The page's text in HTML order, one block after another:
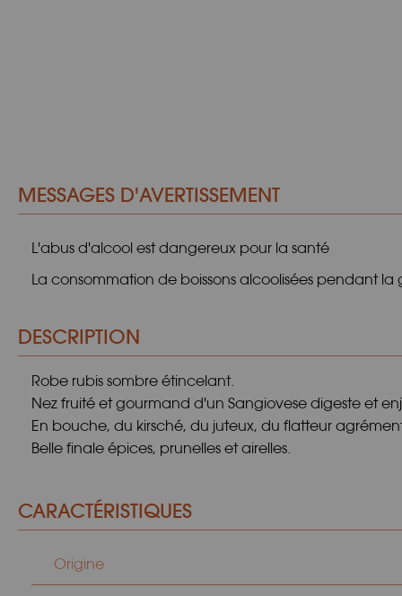
MESSAGES D'AVERTISSEMENT
L'abus d'alcool est dangereux pour la santé
La consommation de boissons alcoolisées pendant
DESCRIPTION
Robe rubis sombre étincelant.
Nez fruité et gourmand d'un Sangiovese digeste et
En bouche, du kirsché, du juteux, du flatteur
Belle finale épices, prunelles et airelles.
CARACTÉRISTIQUES
Origine